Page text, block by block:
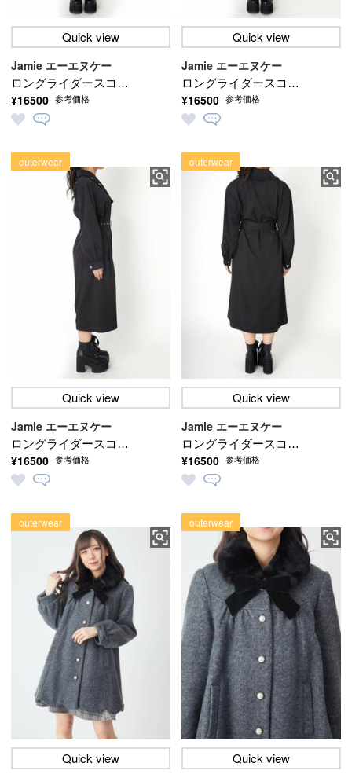
Quick view
ロングライダースコー
ト
Jamie エーエヌケー
¥16500 参考価格
Quick view
ロングライダースコー
ト
Jamie エーエヌケー
¥16500 参考価格
Quick view
ロングライダースコー
ト
Jamie エーエヌケー
¥16500 参考価格
outerwear
Quick view
ロングライダースコー
ト
Jamie エーエヌケー
¥16500 参考価格
outerwear
Quick view
outerwear
Quick view
outerwear